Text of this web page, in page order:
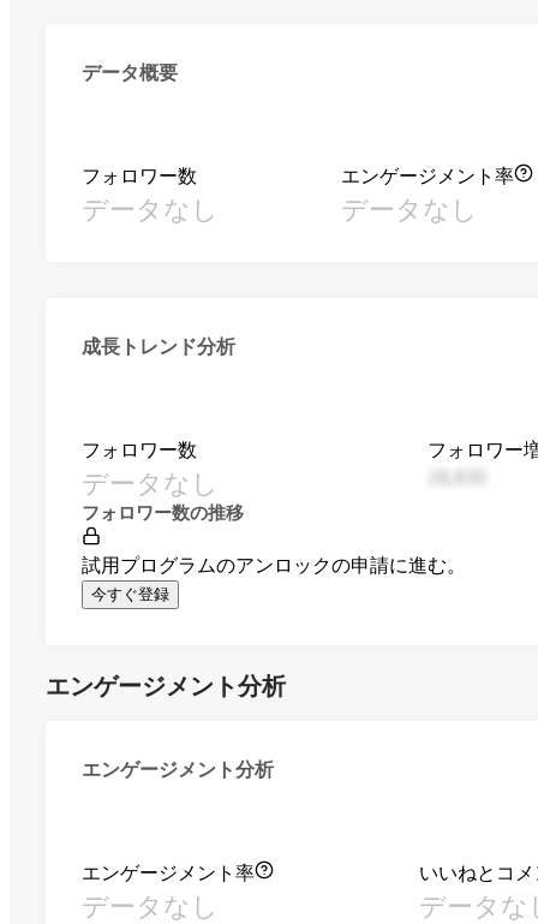
データ概要
フォロワー数
データなし
エンゲージメント率
データなし
成長トレンド分析
フォロワー数
データなし
フォロワー
フォロワー数の推移
試用プログラムのアンロックの申請に進む。
今すぐ登録
エンゲージメント分析
エンゲージメント分析
エンゲージメント率
データなし
いいねとコ
データな